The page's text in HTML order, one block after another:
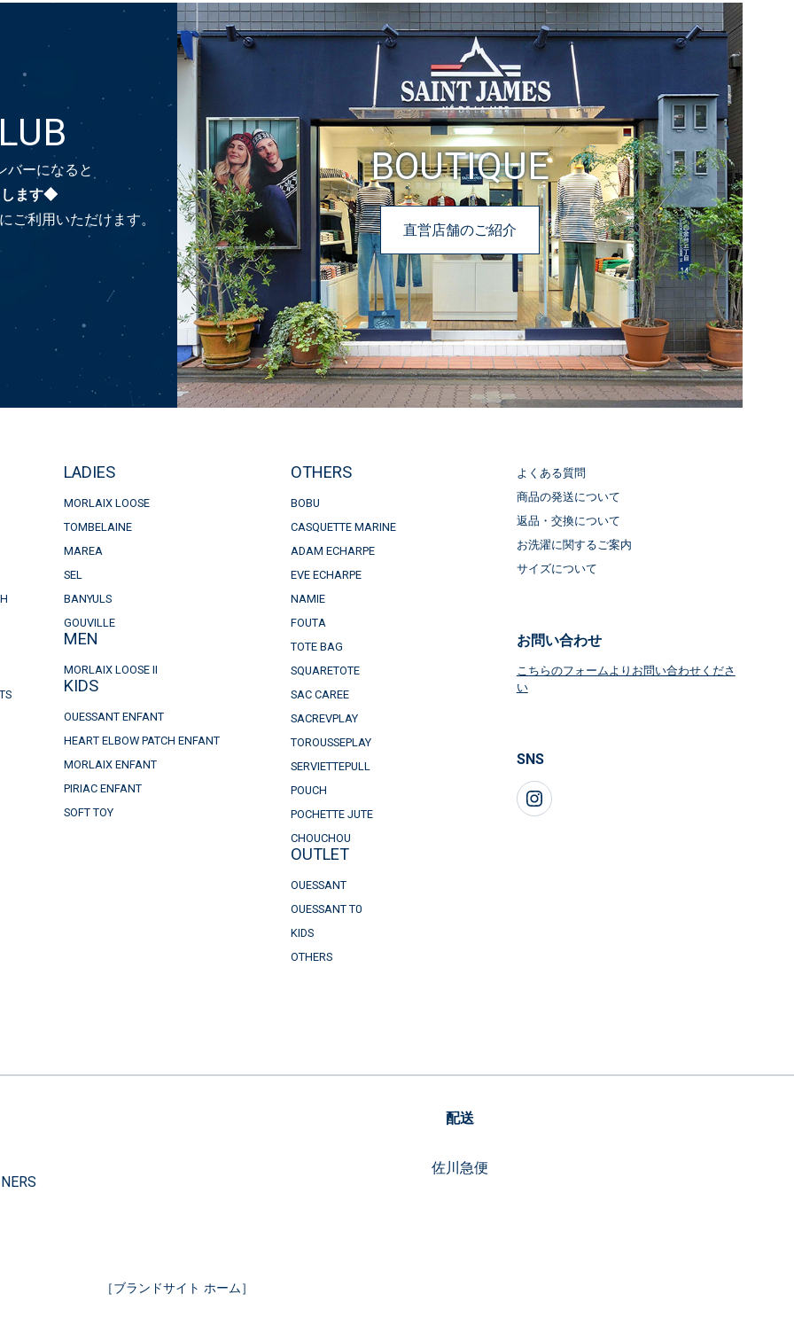
バーになると
します◆
ご利用いただけます。
BOUTIQUE
直営店舗のご紹介
LADIES
MORLAIX LOOSE
TOMBELAINE
MAREA
SEL
BANYULS
GOUVILLE
MEN
MORLAIX LOOSE II
KIDS
OUESSANT ENFANT
HEART ELBOW PATCH ENFANT
MORLAIX ENFANT
PIRIAC ENFANT
SOFT TOY
OTHERS
BOBU
CASQUETTE MARINE
ADAM ECHARPE
EVE ECHARPE
NAMIE
FOUTA
TOTE BAG
SQUARETOTE
SAC CAREE
SACREVPLAY
TOROUSSEPLAY
SERVIETTEPULL
POUCH
POCHETTE JUTE
CHOUCHOU
OUTLET
OUESSANT
OUESSANT T0
KIDS
OTHERS
よくある質問
商品の発送について
返品・交換について
お洗濯に関するご案内
サイズについて
お問い合わせ
こちらのフォームよりお問い合わせくださ
い
SNS
配送
佐川急便
［ブランドサイト ホーム］